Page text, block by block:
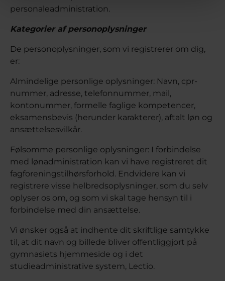
personaleadministration.
Kategorier af personoplysninger
De personoplysninger, som vi registrerer om dig,
er:
Almindelige personlige oplysninger: Navn, cpr-
nummer, adresse, telefonnummer, mail,
kontonummer, formelle faglige kompetencer,
eksamensbevis (herunder karakterer), aftalt løn og
ansættelsesvilkår.
Følsomme personlige oplysninger: I forbindelse
med lønadministration kan vi have registreret dit
fagforeningstilhørsforhold. Endvidere kan vi
registrere visse helbredsoplysninger, som du selv
oplyser os om, og som vi skal tage hensyn til i
forbindelse med din ansættelse.
Vi ønsker også at indhente dit skriftlige samtykke
til, at dit navn og billede bliver offentliggjort på
gymnasiets hjemmeside og i det
studieadministrative system, Lectio.